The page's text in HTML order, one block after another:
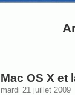
Mac OS X et
mardi 21 juillet 2009